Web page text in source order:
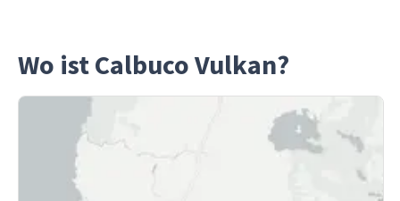
Wo ist Calbuco Vulkan?